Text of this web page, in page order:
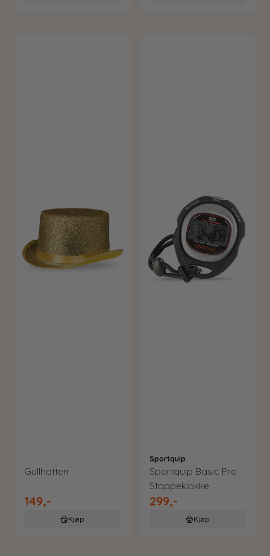
Gullhatten
149,-
Kjøp
Sportquip
Sportquip Basic Pro
Stoppeklokke
299,-
Kjøp